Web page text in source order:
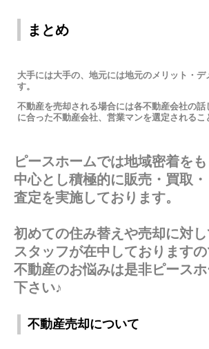
まとめ
大手には大手の、地元には地元のメリット・デ
す。
不動産を売却される場合には各不動産会社の
に合った不動産会社、営業マンを選定されるこ
ピースホームでは地域密着を
中心とし積極的に販売・買取・
査定を実施しております。
初めての住み替えや売却に対
スタッフが在中しております
不動産のお悩みは是非ピース
下さい♪
不動産売却について